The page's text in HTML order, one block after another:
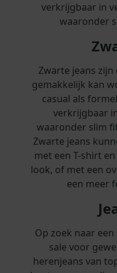
verkrijgbaar in
waaronder
Zwarte jeans zijn
gemakkelijk kan
casual als
verkrijgbaar
waaronder slim
Zwarte jeans
met een T-shirt
look, of met een
een meer
Op zoek naar
sale voor
herenjeans van